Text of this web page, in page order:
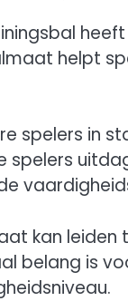
helpt
spelers in
kan
belang is